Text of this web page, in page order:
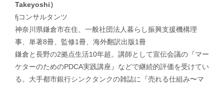
Takeyoshi）
fjコンサルタンツ
神奈川県鎌倉市在住、一般社団法人暮らし振興支援機構理
事、単著8冊、監修1冊、海外翻訳出版1冊
鎌倉と長野の2拠点生活10年超。講師として宣伝会議の『マー
ケターのためのPDCA実践講座』などで継続的評価を受けてい
る。大手都市銀行シンクタンクの雑誌に『売れる仕組み〜マ